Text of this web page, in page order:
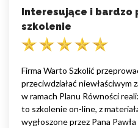
Interesujące i bardzo
szkolenie
Firma Warto Szkolić
przeciwdziałać niewłaściwym
w ramach Planu Równości
to szkolenie on-line, z
wygłoszone przez Pana